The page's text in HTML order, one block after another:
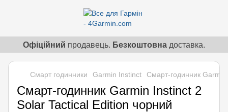
Офіційний продавець. Безкоштовна доставка.
Смарт годинники Garmin Instinct Смарт-годинник
Смарт-годинник Garmin Instinct 2
Solar Tactical Edition чорний